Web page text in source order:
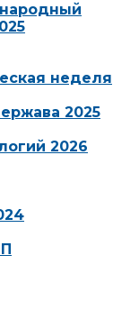
неделя
2025
2026